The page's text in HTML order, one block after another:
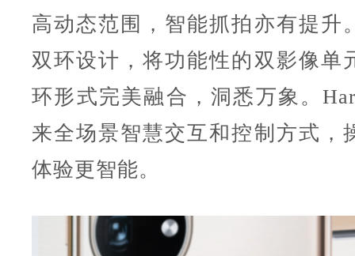
高动态范围，智能抓拍亦有提升
双环设计，将功能性的双影像单
环形式完美融合，洞悉万象。
来全场景智慧交互和控制方式，
体验更智能。